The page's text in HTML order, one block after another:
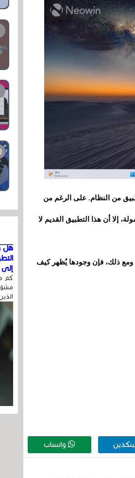
من النظام. على الرغم من
إلا أن هذا التطبيق القديم لا
ومع ذلك، فإن وجودها يُظهر كيف
واتساب
هل
إلى
كم